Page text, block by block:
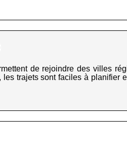
de rejoindre des villes
trajets sont faciles à planifier